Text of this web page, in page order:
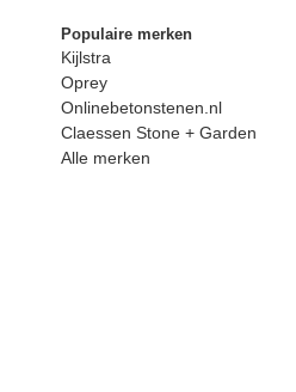
Populaire merken
Kijlstra
Oprey
Onlinebetonstenen.nl
Claessen Stone + Garden
Alle merken